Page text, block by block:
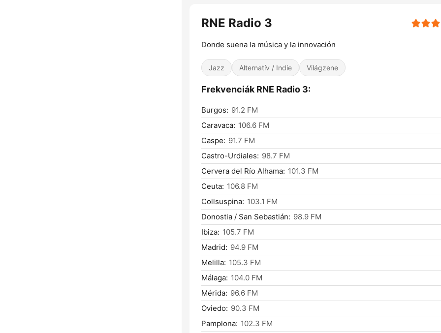
RNE Radio 3
Donde suena la música y la innovación
Jazz Alternatív / Indie Világzene
Frekvenciák RNE Radio 3:
Burgos: 91.2 FM
Caravaca: 106.6 FM
Caspe: 91.7 FM
Castro-Urdiales: 98.7 FM
Cervera del Río Alhama: 101.3 FM
Ceuta: 106.8 FM
Collsuspina: 103.1 FM
Donostia / San Sebastián: 98.9 FM
Ibiza: 105.7 FM
Madrid: 94.9 FM
Melilla: 105.3 FM
Málaga: 104.0 FM
Mérida: 96.6 FM
Oviedo: 90.3 FM
Pamplona: 102.3 FM